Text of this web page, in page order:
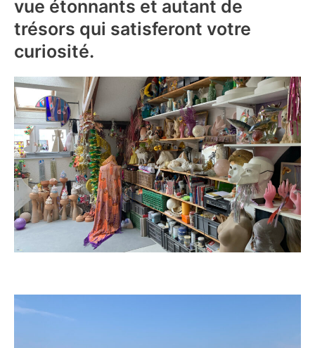
vue étonnants et autant de
trésors qui satisferont votre
curiosité.